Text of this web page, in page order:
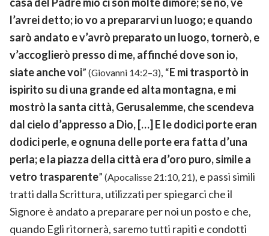
l’avrei detto; io vo a prepararvi un luogo; e quando
sarò andato e v’avrò preparato un luogo, tornerò, e
v’accoglierò presso di me, affinché dove son io,
siate anche voi” (Giovanni 14:2–3), “E mi trasportò in
ispirito su di una grande ed alta montagna, e mi
mostrò la santa città, Gerusalemme, che scendeva
dal cielo d’appresso a Dio, […] E le dodici porte eran
dodici perle, e ognuna delle porte era fatta d’una
perla; e la piazza della città era d’oro puro, simile a
vetro trasparente” (Apocalisse 21:10, 21), e passi simili
tratti dalla Scrittura, utilizzati per spiegarci che il
Signore è andato a preparare per noi un posto e che,
quando Egli ritornerà, saremo tutti rapiti e condotti